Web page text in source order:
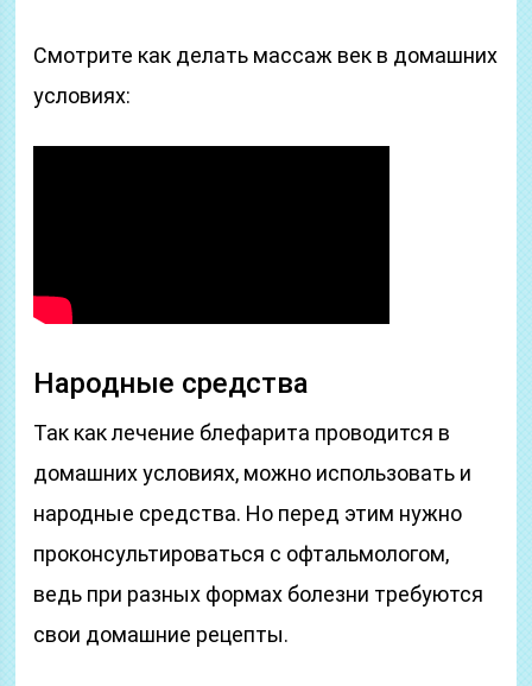
Смотрите как делать массаж век в домашних
условиях:
Народные средства
Так как лечение блефарита проводится в
домашних условиях, можно использовать и
народные средства. Но перед этим нужно
проконсультироваться с офтальмологом,
ведь при разных формах болезни требуются
свои домашние рецепты.